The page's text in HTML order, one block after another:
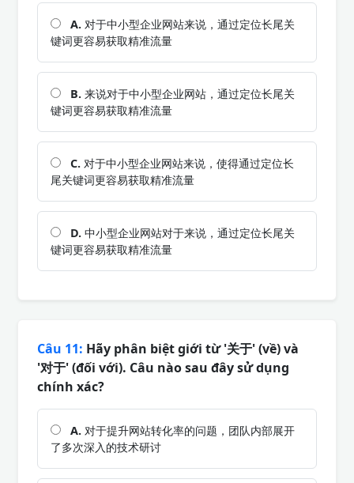
A. 对于中小型企业网站来说，通过定位长尾关
键词更容易获取精准流量
B. 来说对于中小型企业网站，通过定位长尾关
键词更容易获取精准流量
C. 对于中小型企业网站来说，使得通过定位长
尾关键词更容易获取精准流量
D. 中小型企业网站对于来说，通过定位长尾关
键词更容易获取精准流量
Câu 11: Hãy phân biệt giới từ '关于' (về) và
'对于' (đối với). Câu nào sau đây sử dụng
chính xác?
A. 对于提升网站转化率的问题，团队内部展开
了多次深入的技术研讨